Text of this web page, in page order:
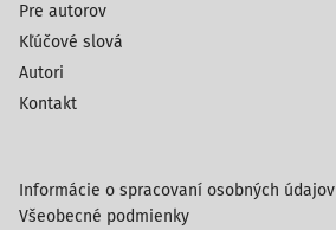
Pre autorov
Kľúčové slová
Autori
Kontakt
Informácie o spracovaní osobných údajov
Všeobecné podmienky